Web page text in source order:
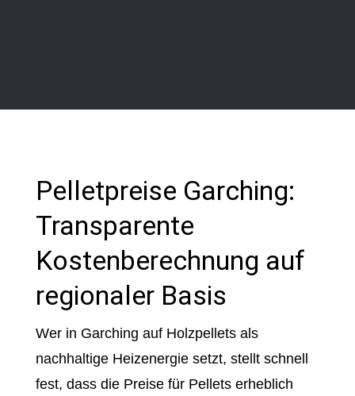
Pelletpreise Garching:
Transparente
Kostenberechnung auf
regionaler Basis
Wer in Garching auf Holzpellets als
nachhaltige Heizenergie setzt, stellt schnell
fest, dass die Preise für Pellets erheblich